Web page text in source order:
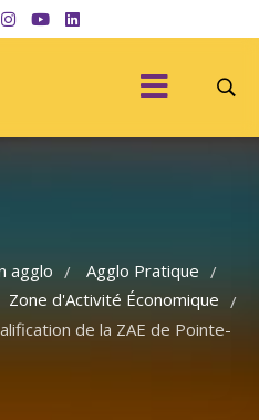
agglo / Agglo Pratique /
Zone d'Activité Économique /
de la ZAE de Pointe-